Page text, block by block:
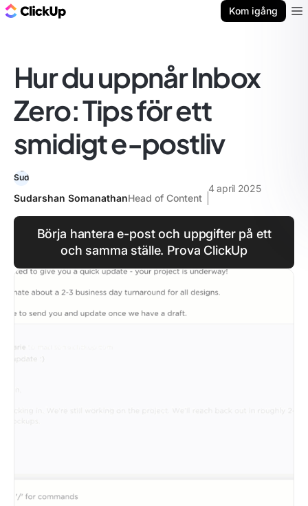
Kom igång
Hur du uppnår Inbox
Zero: Tips för ett
smidigt e-postliv
Sudarshan SomanathanHead of Content
4 april 2025
Börja hantera e-post och uppgifter på ett
och samma ställe. Prova ClickUp